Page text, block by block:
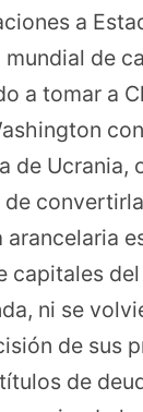
a
de
a tomar a
de Ucrania,
capitales
ni se
de sus
de